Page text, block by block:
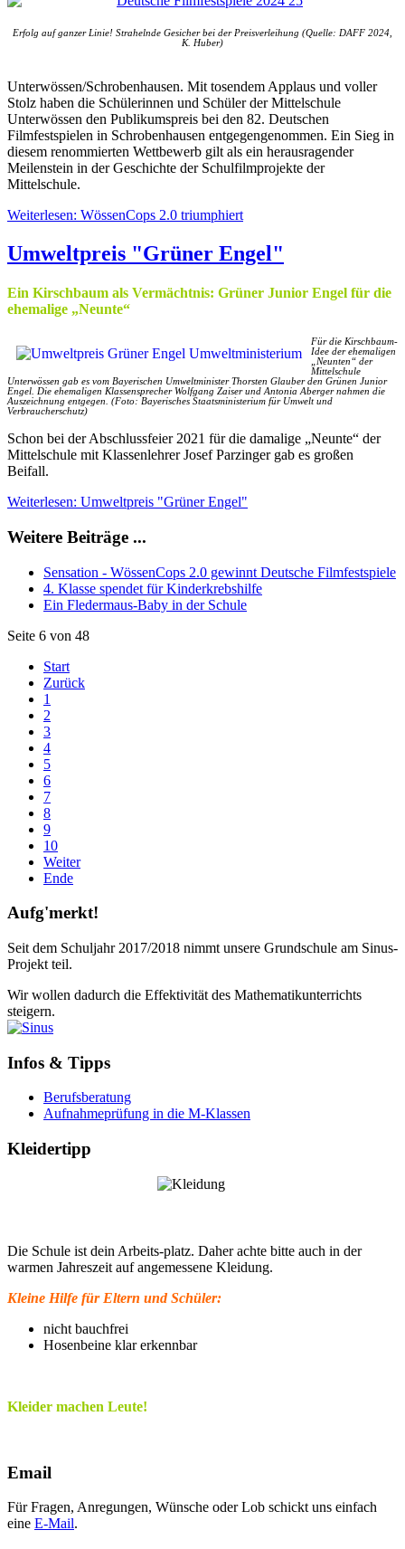
Erfolg auf ganzer Linie! Strahelnde Gesicher bei der Preisverleihung (Quelle: DAFF 2024,
K. Huber)
Unterwössen/Schrobenhausen. Mit tosendem Applaus und voller
Stolz haben die Schülerinnen und Schüler der Mittelschule
Unterwössen den Publikumspreis bei den 82. Deutschen
Filmfestspielen in Schrobenhausen entgegengenommen. Ein Sieg in
diesem renommierten Wettbewerb gilt als ein herausragender
Meilenstein in der Geschichte der Schulfilmprojekte der
Mittelschule.
Weiterlesen: WössenCops 2.0 triumphiert
Umweltpreis "Grüner Engel"
Ein Kirschbaum als Vermächtnis: Grüner Junior Engel für die
ehemalige „Neunte“
Für die Kirschbaum-
Idee der ehemaligen
„Neunten“ der
Mittelschule
Unterwössen gab es vom Bayerischen Umweltminister Thorsten Glauber den Grünen Junior
Engel. Die ehemaligen Klassensprecher Wolfgang Zaiser und Antonia Aberger nahmen die
Auszeichnung entgegen. (Foto: Bayerisches Staatsministerium für Umwelt und
Verbraucherschutz)
Schon bei der Abschlussfeier 2021 für die damalige „Neunte“ der
Mittelschule mit Klassenlehrer Josef Parzinger gab es großen
Beifall.
Weiterlesen: Umweltpreis "Grüner Engel"
Weitere Beiträge ...
Sensation - WössenCops 2.0 gewinnt Deutsche Filmfestspiele
4. Klasse spendet für Kinderkrebshilfe
Ein Fledermaus-Baby in der Schule
Seite 6 von 48
Start
Zurück
1
2
3
4
5
6
7
8
9
10
Weiter
Ende
Aufg'merkt!
Seit dem Schuljahr 2017/2018 nimmt unsere Grundschule am Sinus-
Projekt teil.
Wir wollen dadurch die Effektivität des Mathematikunterrichts
steigern.
Infos & Tipps
Berufsberatung
Aufnahmeprüfung in die M-Klassen
Kleidertipp
Die Schule ist dein Arbeits-platz. Daher achte bitte auch in der
warmen Jahreszeit auf angemessene Kleidung.
Kleine Hilfe für Eltern und Schüler:
nicht bauchfrei
Hosenbeine klar erkennbar
Kleider machen Leute!
Email
Für Fragen, Anregungen, Wünsche oder Lob schickt uns einfach
eine E-Mail.